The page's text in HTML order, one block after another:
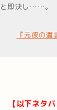
即決し……。
『元彼の
【以下ネタバ